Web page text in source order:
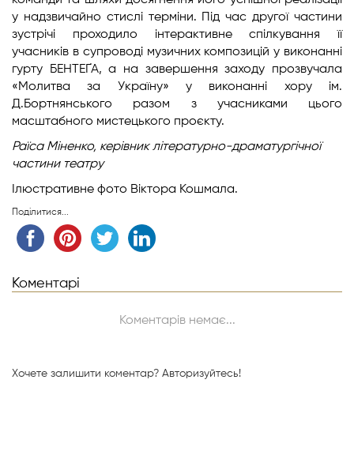
у надзвичайно стислі терміни. Під час другої частини
зустрічі проходило інтерактивне спілкування її
учасників в супроводі музичних композицій у виконанні
гурту БЕНТЕҐА, а на завершення заходу прозвучала
«Молитва за Україну» у виконанні хору ім.
Д.Бортнянського разом з учасниками цього
масштабного мистецького проєкту.
Раїса Міненко, керівник літературно-драматургічної
частини театру
Ілюстративне фото Віктора Кошмала.
Поділитися...
Коментарі
Коментарів немає...
Хочете залишити коментар? Авторизуйтесь!